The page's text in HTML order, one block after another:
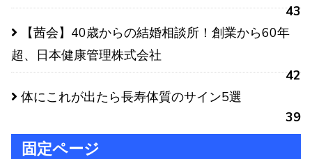
43
【茜会】40歳からの結婚相談所！創業から60年
超、日本健康管理株式会社
42
体にこれが出たら長寿体質のサイン5選
39
固定ページ